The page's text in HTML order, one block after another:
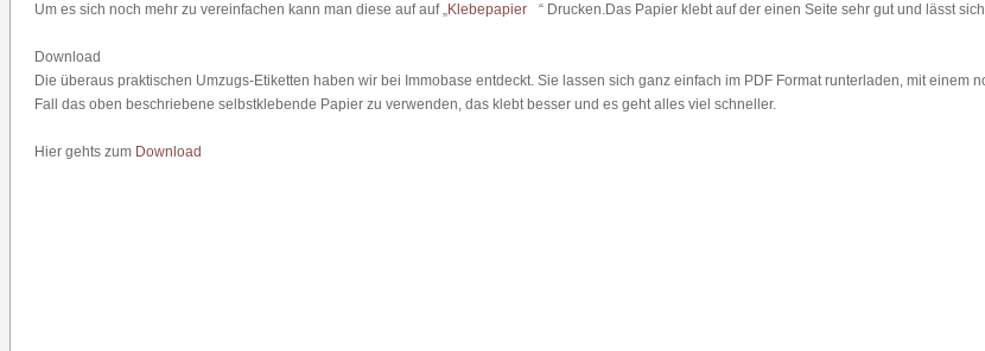
Um es sich noch mehr zu vereinfachen kann man diese auf auf „Klebepapier “ Drucken.Das Papier klebt auf der einen Seite sehr gut und lässt
Download
Die überaus praktischen Umzugs-Etiketten haben wir bei Immobase entdeckt. Sie lassen sich ganz einfach im PDF Format runterladen, mit
Fall das oben beschriebene selbstklebende Papier zu verwenden, das klebt besser und es geht alles viel schneller.
Hier gehts zum Download